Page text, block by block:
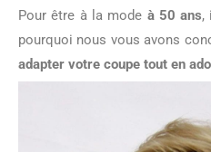
Pour être à la mode à 50 ans,
pourquoi nous vous avons
adapter votre coupe tout en